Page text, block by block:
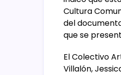
Cultura
del
que se
El Colectivo
Villalón,